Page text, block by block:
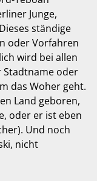
Junge,
ständige
oder Vorfahren
wird bei allen
Stadtname oder
das Woher geht.
Land geboren,
oder er ist eben
Und noch
nicht